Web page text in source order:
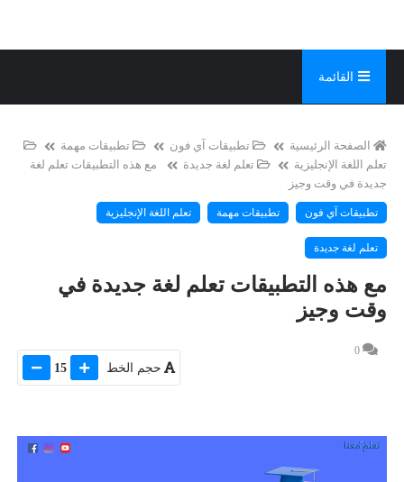
القائمة
الصفحة الرئيسية تطبيقات آي فون
تطبيقات مهمة
تعلم اللغة الإنجليزية
تعلم لغة جديدة
مع هذه التطبيقات تعلم لغة
جديدة في وقت وجيز
تطبيقات آي فون تطبيقات مهمة تعلم اللغة الإنجليزية
تعلم لغة جديدة
مع هذه التطبيقات تعلم لغة جديدة في
وقت وجيز
0
حجم الخط 15